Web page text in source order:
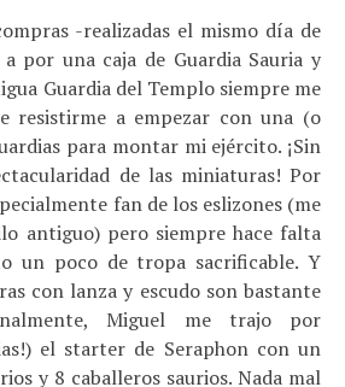
-realizadas el mismo día de
por una caja de Guardia Sauria y
Guardia del Templo siempre me
resistirme a empezar con una (o
para montar mi ejército. ¡Sin
de las miniaturas! Por
fan de los eslizones (me
antiguo) pero siempre hace falta
un poco de tropa sacrificable. Y
con lanza y escudo son bastante
Miguel me trajo por
el starter de Seraphon con un
y 8 caballeros saurios. Nada mal